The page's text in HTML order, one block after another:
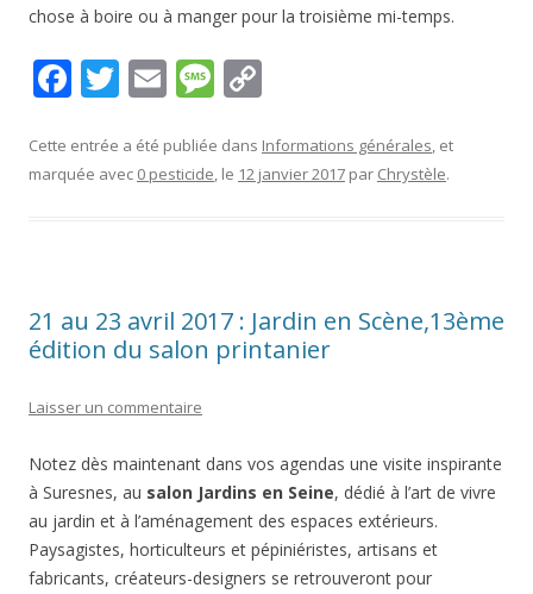
chose à boire ou à manger pour la troisième mi-temps.
F
e
b
k
T
itt
er
E
ai
l
M
ss
a
p
y
k
Cette entrée a été publiée dans Informations générales, et
marquée avec 0 pesticide, le 12 janvier 2017 par Chrystèle.
21 au 23 avril 2017 : Jardin en Scène,13ème
édition du salon printanier
Laisser un commentaire
Notez dès maintenant dans vos agendas une visite inspirante
à Suresnes, au salon Jardins en Seine, dédié à l’art de vivre
au jardin et à l’aménagement des espaces extérieurs.
Paysagistes, horticulteurs et pépiniéristes, artisans et
fabricants, créateurs-designers se retrouveront pour